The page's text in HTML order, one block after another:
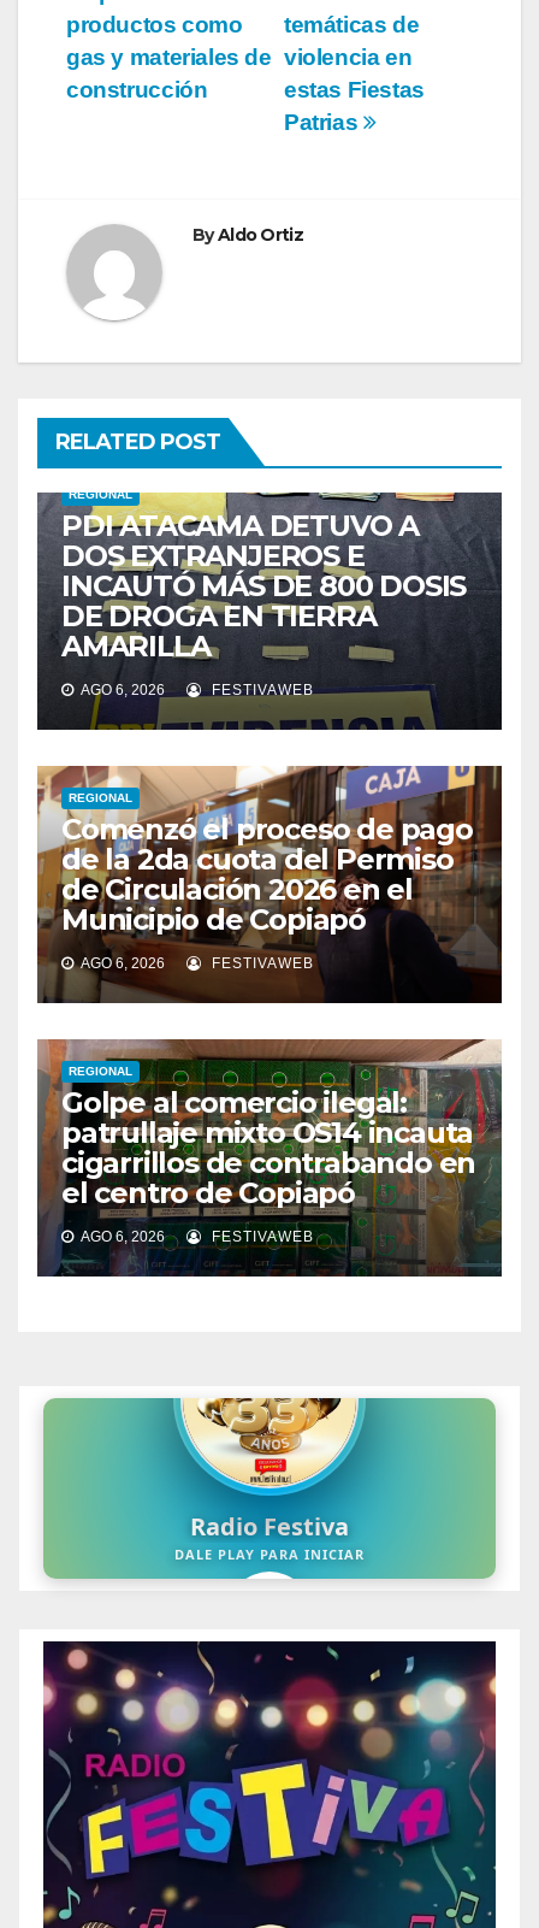
temáticas de
violencia en
estas Fiestas
Patrias
productos como
gas y materiales de
construcción
ByAldo Ortiz
RELATED POST
REGIONAL
PDI ATACAMA DETUVO A
DOS EXTRANJEROS E
INCAUTÓ MÁS DE 800 DOSIS
DE DROGA EN TIERRA
AMARILLA
AGO 6, 2026 FESTIVAWEB
REGIONAL
Comenzó el proceso de pago
de la 2da cuota del Permiso
de Circulación 2026 en el
Municipio de Copiapó
AGO 6, 2026 FESTIVAWEB
REGIONAL
Golpe al comercio ilegal:
patrullaje mixto OS14 incauta
cigarrillos de contrabando en
el centro de Copiapó
AGO 6, 2026 FESTIVAWEB